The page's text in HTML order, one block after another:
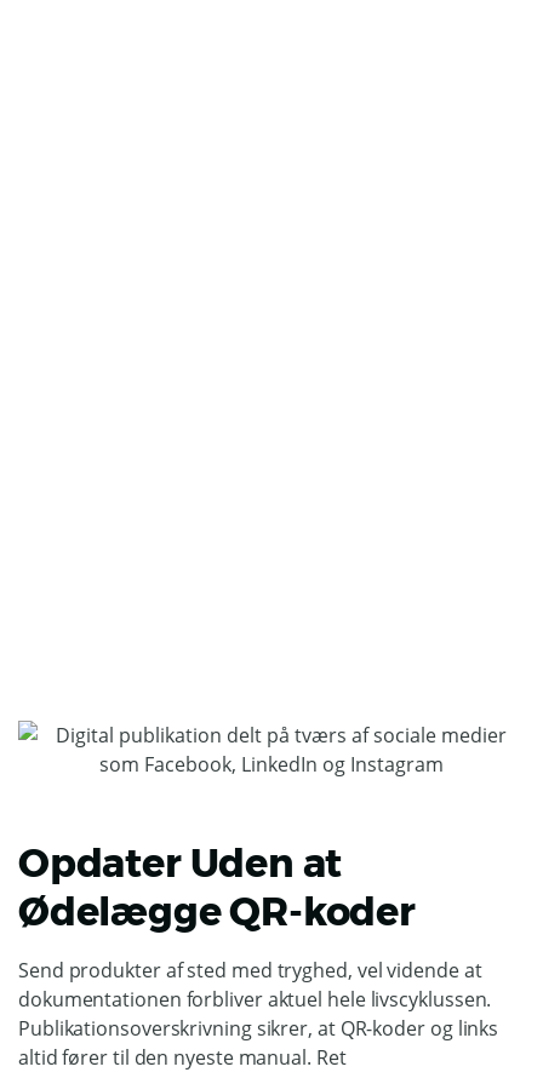
Opdater Uden at
Ødelægge QR-koder
Send produkter af sted med tryghed, vel vidende at
dokumentationen forbliver aktuel hele livscyklussen.
Publikationsoverskrivning sikrer, at QR-koder og links
altid fører til den nyeste manual. Ret